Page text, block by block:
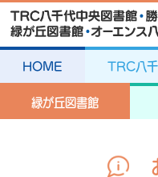
HOME TRC八千
緑が丘図書館